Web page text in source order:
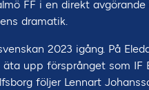
FF i en direkt
dramatik.
2023 igång. På
upp försprånget som IF
följer Lennart